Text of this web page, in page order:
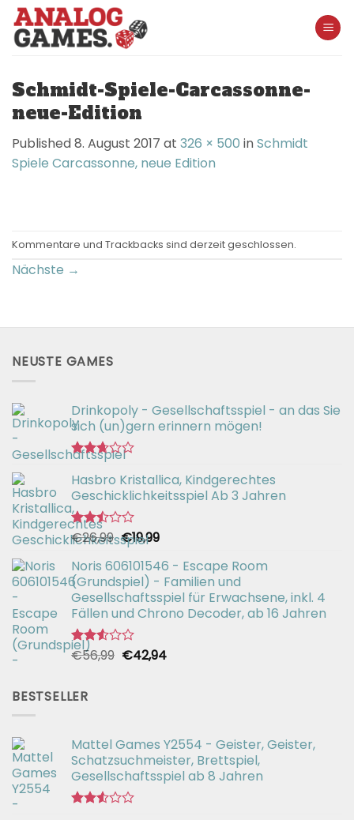
Skip
content
Schmidt-Spiele-Carcassonne-
neue-Edition
Published8. August 2017 at 326 × 500 inSchmidt
Spiele Carcassonne, neue Edition
Kommentare und Trackbacks sind derzeit geschlossen.
Nächste →
NEUSTE GAMES
Drinkopoly - Gesellschaftsspiel - an das Sie
sich (un)gern erinnern mögen!
Bewertet
mit
2.67
von 5
Hasbro Kristallica, Kindgerechtes
Geschicklichkeitsspiel Ab 3 Jahren
Bewertet
mit
2.49
von 5
€26,99 Ursprünglicher
Preis
war:
€26,99
€19,99Aktueller
ist:
€19,99.
Noris 606101546 - Escape Room
(Grundspiel) - Familien und
Gesellschaftsspiel für Erwachsene, inkl. 4
Fällen und Chrono Decoder, ab 16 Jahren
Bewertet
von 5
€56,99 Ursprünglicher
€42,94Aktueller
BESTSELLER
Mattel Games Y2554 - Geister, Geister,
Schatzsuchmeister, Brettspiel,
Gesellschaftsspiel ab 8 Jahren